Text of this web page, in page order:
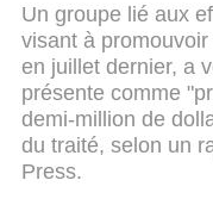
Un groupe lié aux
visant à
en juillet dernier, a
présente comme
demi-million de
du traité, selon un
Press.